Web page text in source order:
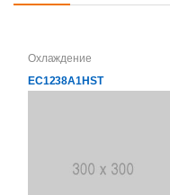
Охлаждение
EC1238A1HST